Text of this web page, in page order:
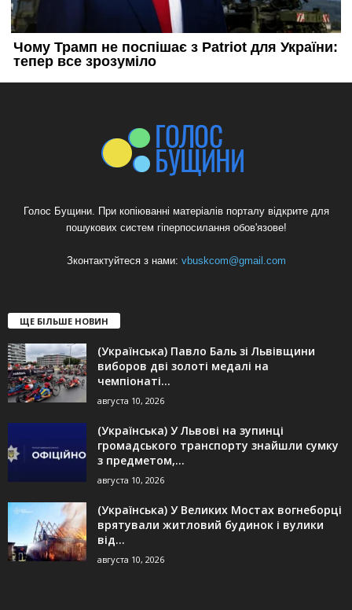
Голос Бущини. При копіюванні матеріалів порталу відкрите для
пошукових систем гіперпосилання обов'язове!
Зконтактуйтеся з нами: vbuskcom@gmail.com
ЩЕ БІЛЬШЕ НОВИН
(Українська) Павло Баль зі Львівщини
виборов дві золоті медалі на
чемпіонаті...
августа 10, 2026
(Українська) У Львові на зупинці
громадського транспорту знайшли сумку
з предметом,...
августа 10, 2026
(Українська) У Великих Мостах вогнеборці
врятували житловий будинок і вулики
від...
августа 10, 2026